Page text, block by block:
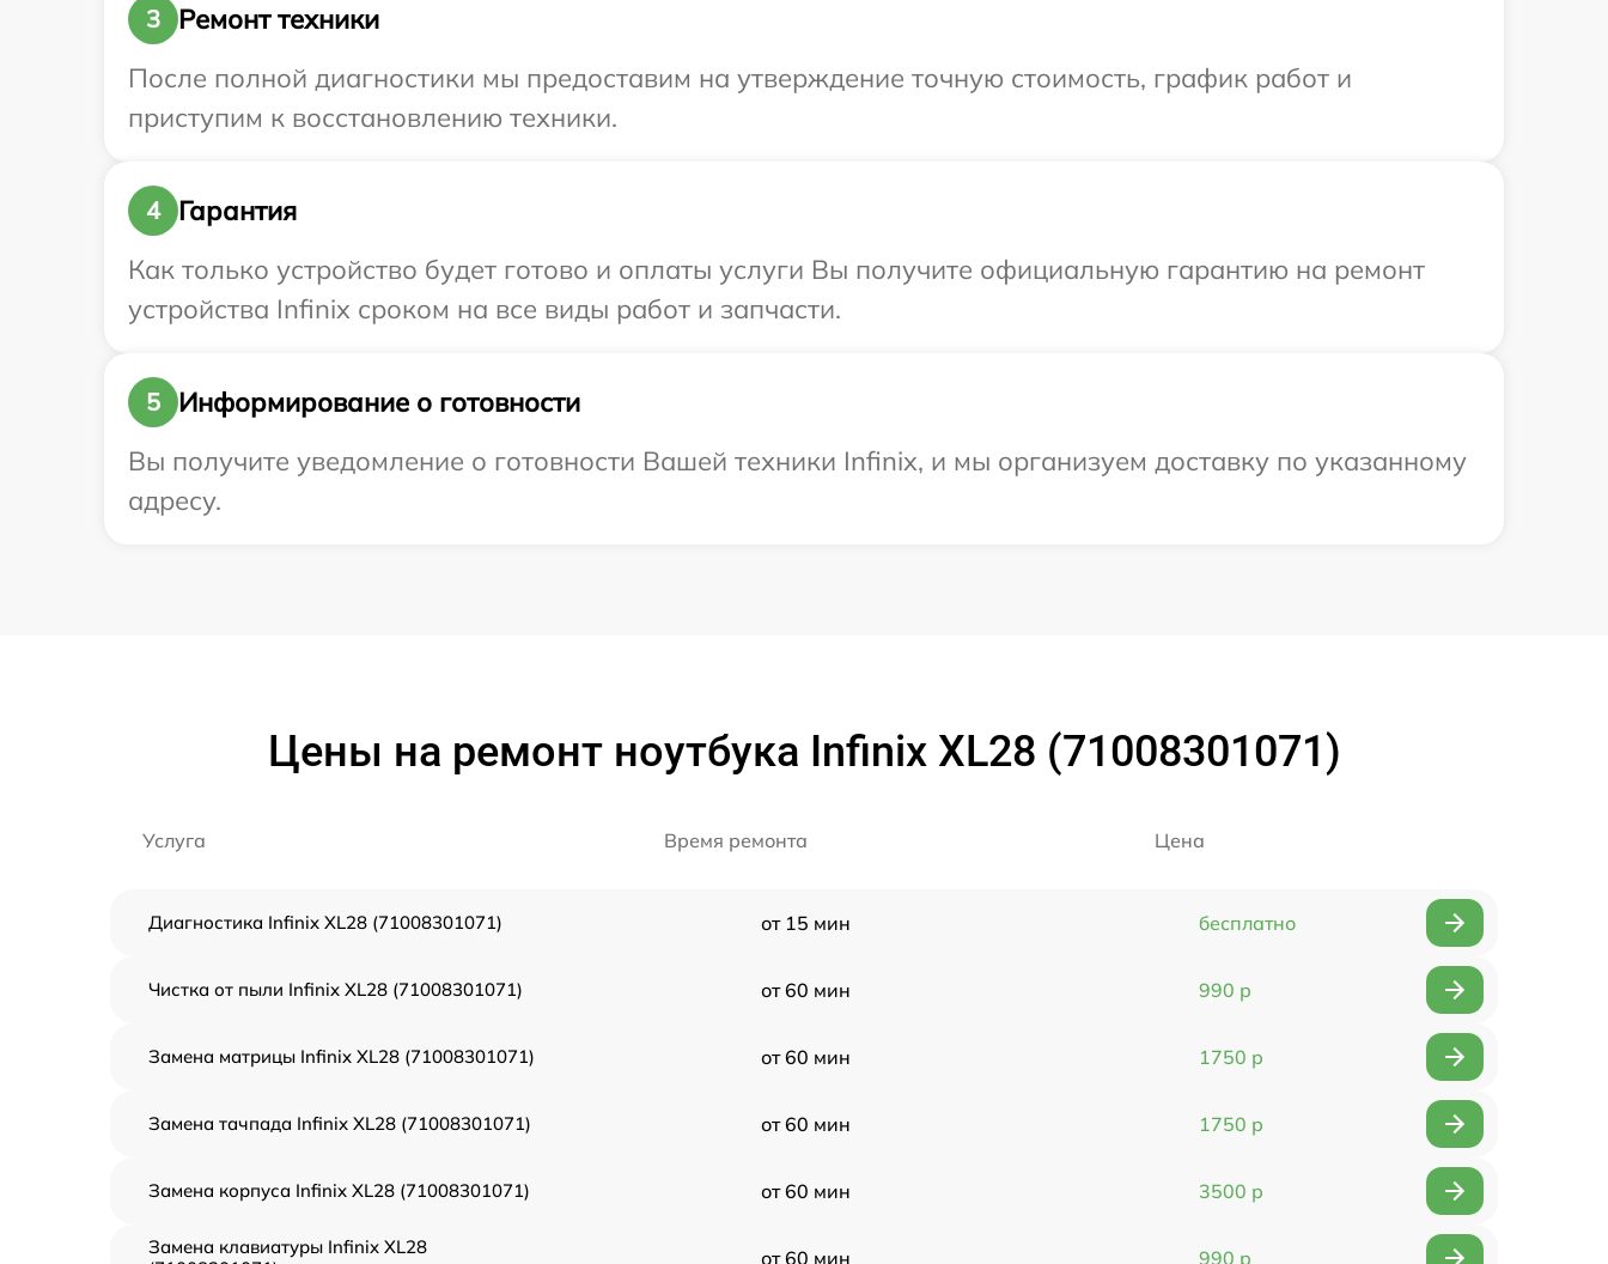
3
Ремонт техники
После полной диагностики мы предоставим на утверждение точную стоимость, график работ и
приступим к восстановлению техники.
4
Гарантия
Как только устройство будет готово и оплаты услуги Вы получите официальную гарантию на ремонт
устройства Infinix сроком на все виды работ и запчасти.
5
Информирование о готовности
Вы получите уведомление о готовности Вашей техники Infinix, и мы организуем доставку по указанному
адресу.
Цены на ремонт ноутбука Infinix XL28 (71008301071)
Услуга Время ремонта Цена
Диагностика Infinix XL28 (71008301071) от 15 мин бесплатно
Чистка от пыли Infinix XL28 (71008301071) от 60 мин 990 р
Замена матрицы Infinix XL28 (71008301071) от 60 мин 1750 р
Замена тачпада Infinix XL28 (71008301071) от 60 мин 1750 р
Замена корпуса Infinix XL28 (71008301071) от 60 мин 3500 р
Замена клавиатуры Infinix XL28
от 60 мин 990 р